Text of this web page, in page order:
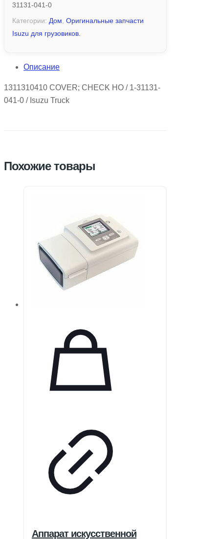
31131-041-0
Категории: Дом Оригинальные запчасти
Isuzu для грузовиков.
Описание
1311310410 COVER; CHECK HO / 1-31131-
041-0 / Isuzu Truck
Похожие товары
Аппарат искусственной